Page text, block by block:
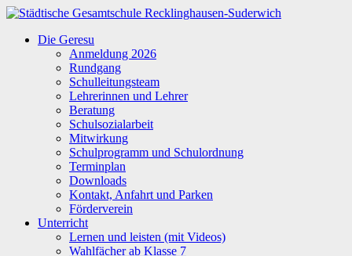
Zum
springen
Städtische
Gesamtschule
Recklinghausen-
Suderwich
Die Geresu
Anmeldung 2026
Rundgang
Schulleitungsteam
Lehrerinnen und Lehrer
Beratung
Schulsozialarbeit
Mitwirkung
Schulprogramm und Schulordnung
Terminplan
Downloads
Kontakt, Anfahrt und Parken
Förderverein
Unterricht
Lernen und leisten (mit Videos)
Wahlfächer ab Klasse 7